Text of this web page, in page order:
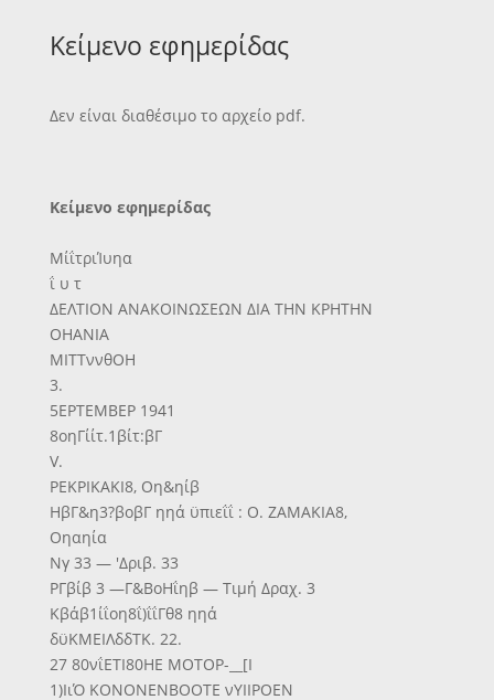
Κείμενο εφημερίδας
Δεν είναι διαθέσιμο το αρχείο pdf.
Κείμενο εφημερίδας
ΜίΐτριΊυηα
ΐ υ τ
ΔΕΛΤΙΟΝ ΑΝΑΚΟΙΝΩΣΕΩΝ ΔΙΑ ΤΗΝ ΚΡΗΤΗΝ
ΟΗΑΝΙΑ
ΜΙΤΤννθΟΗ
3.
5ΕΡΤΕΜΒΕΡ 1941
8οηΓίίτ.1βίτ:βΓ
V.
ΡΕΚΡΙΚΑΚΙ8, Οη&ηίβ
ΗβΓ&η3?βοβΓ ηηά ϋπιεΐΐ : Ο. ΖΑΜΑΚΙΑ8,
Οηαηία
Νγ 33 — 'Δριβ. 33
ΡΓβίβ 3 —Γ&ΒοΗΐηβ — Τιμή Δραχ. 3
Κβάβ1ίΐοη8ΐ)ΐΐΓθ8 ηηά
δϋΚΜΕΙΛδδΤΚ. 22.
27 80νΐΕΤΙ80ΗΕ ΜΟΤΟΡ-__[Ι
1)ΙιΌ ΚΟΝΟΝΕΝΒΟΟΤΕ νΥΙΙΡΟΕΝ